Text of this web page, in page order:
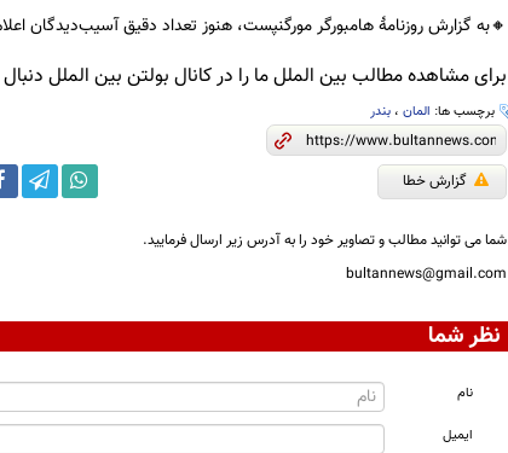
🔸به گزارش روزنامۀ هامبورگر مورگنپست،‌ هنوز تعداد دقیق آسیب‌دیدگان
برای مشاهده مطالب بین الملل ما را در کانال بولتن بین الملل دنبال
برچسب ها: المان، بندر
گزارش خطا
شما می توانید مطالب و تصاویر خود را به آدرس زیر ارسال فرمایید.
bultannews@gmail.com
نظر شما
نام
ایمیل